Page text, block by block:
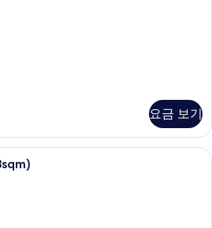
요금 보기
스탠다드 더블룸, 금연 (18sqm) | 고급